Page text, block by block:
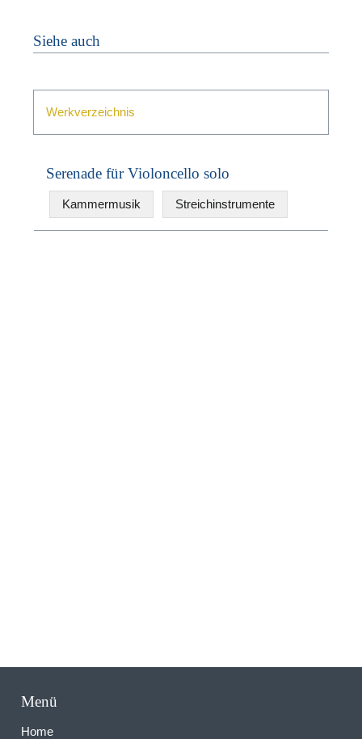
Siehe auch
Werkverzeichnis
Serenade für Violoncello solo
Kammermusik Streichinstrumente
Menü
Home